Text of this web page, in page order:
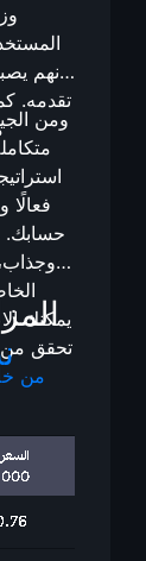
فإنهم
تقدمه.
ومن
حسابك.
يمكنك
تحقق
من
3.